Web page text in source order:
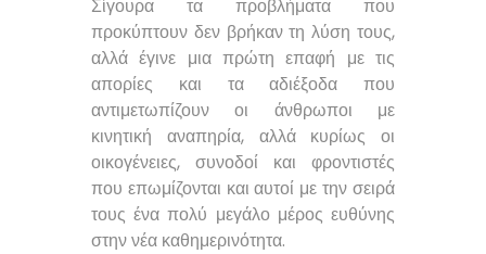
Σίγουρα τα προβλήματα που
προκύπτουν δεν βρήκαν τη λύση τους,
αλλά έγινε μια πρώτη επαφή με τις
απορίες και τα αδιέξοδα που
αντιμετωπίζουν οι άνθρωποι με
κινητική αναπηρία, αλλά κυρίως οι
οικογένειες, συνοδοί και φροντιστές
που επωμίζονται και αυτοί με την σειρά
τους ένα πολύ μεγάλο μέρος ευθύνης
στην νέα καθημερινότητα.